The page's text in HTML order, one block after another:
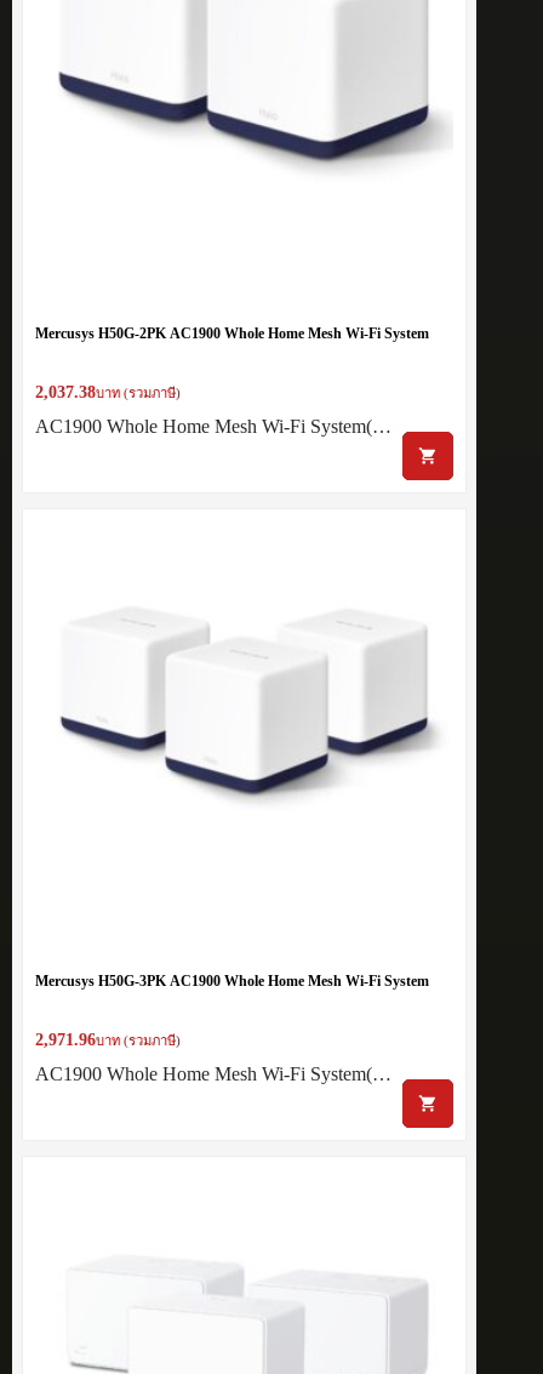
Mercusys H50G-2PK AC1900 Whole Home Mesh Wi-Fi System
2,037.38บาท (รวมภาษี)
AC1900 Whole Home Mesh Wi-Fi System(…
Mercusys H50G-3PK AC1900 Whole Home Mesh Wi-Fi System
2,971.96บาท (รวมภาษี)
AC1900 Whole Home Mesh Wi-Fi System(…